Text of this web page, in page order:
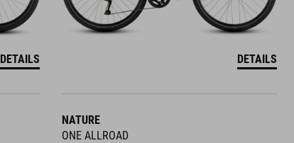
DETAILS DETAILS
NATURE
ONE ALLROAD